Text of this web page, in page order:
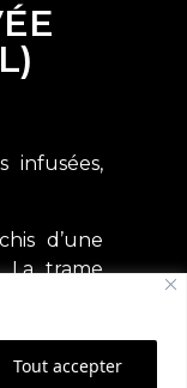
Tout accepter
infusées,
d’une
La trame